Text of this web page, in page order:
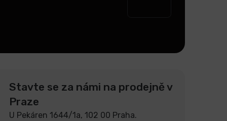
Stavte se za námi na prodejně v
Praze
U Pekáren 1644/1a, 102 00 Praha.